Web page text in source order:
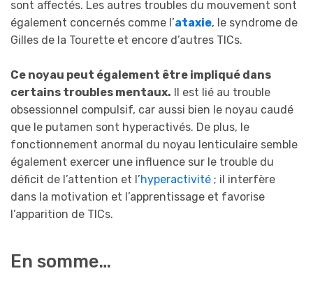
sont affectés. Les autres troubles du mouvement sont
également concernés comme l’ataxie, le syndrome de
Gilles de la Tourette et encore d’autres TICs.
Ce noyau peut également être impliqué dans
certains troubles mentaux. Il est lié au trouble
obsessionnel compulsif, car aussi bien le noyau caudé
que le putamen sont hyperactivés. De plus, le
fonctionnement anormal du noyau lenticulaire semble
également exercer une influence sur le trouble du
déficit de l’attention et l’hyperactivité ; il interfère
dans la motivation et l’apprentissage et favorise
l’apparition de TICs.
En somme…